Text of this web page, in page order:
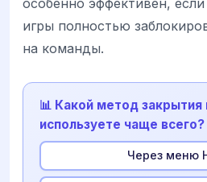
игры полностью
на команды.
📊 Какой метод
используете чаще всего?
Через меню